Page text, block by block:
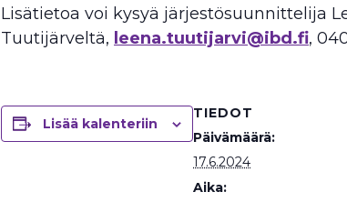
Lisätietoa voi kysyä järjestösuunnittelija
Tuutijärveltä, leena.tuutijarvi@ibd.fi,
Lisää kalenteriin
TIEDOT
Päivämäärä:
17.6.2024
Aika: